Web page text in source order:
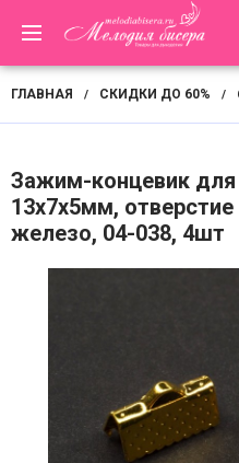
ГЛАВНАЯ / СКИДКИ ДО 60% /
Зажим-концевик
13х7х5мм,
железо, 04-038, 4шт